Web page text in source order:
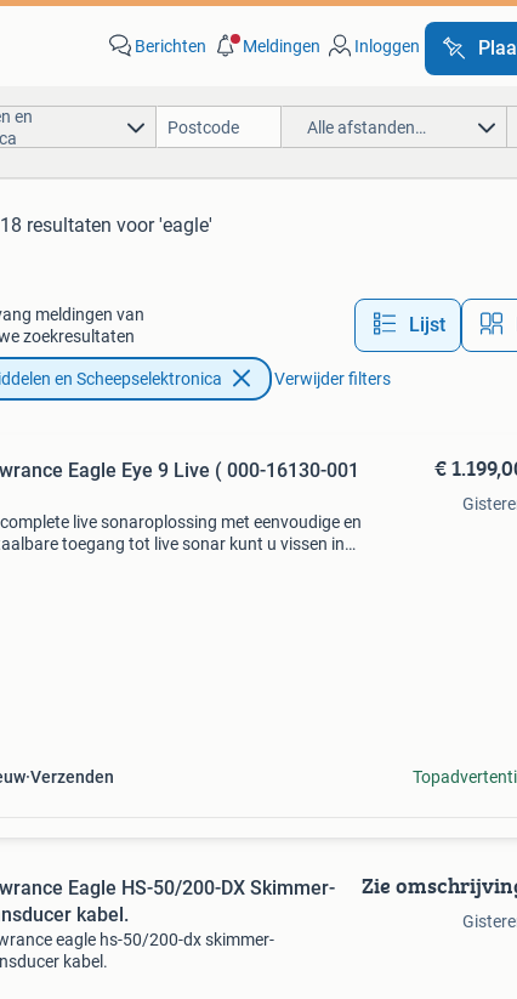
Berichten Meldingen Inloggen
en
Alle afstanden…
18 resultaten voor 'eagle'
meldingen van
zoekresultaten
Lijst
en Scheepselektronica Verwijder filters
Eagle Eye 9 Live ( 000-16130-001
complete live sonaroplossing met eenvoudige en
toegang tot live sonar kunt u vissen in
Verzenden
€
Eagle HS-50/200-DX Skimmer-
kabel.
eagle hs-50/200-dx skimmer-
kabel.
Zie